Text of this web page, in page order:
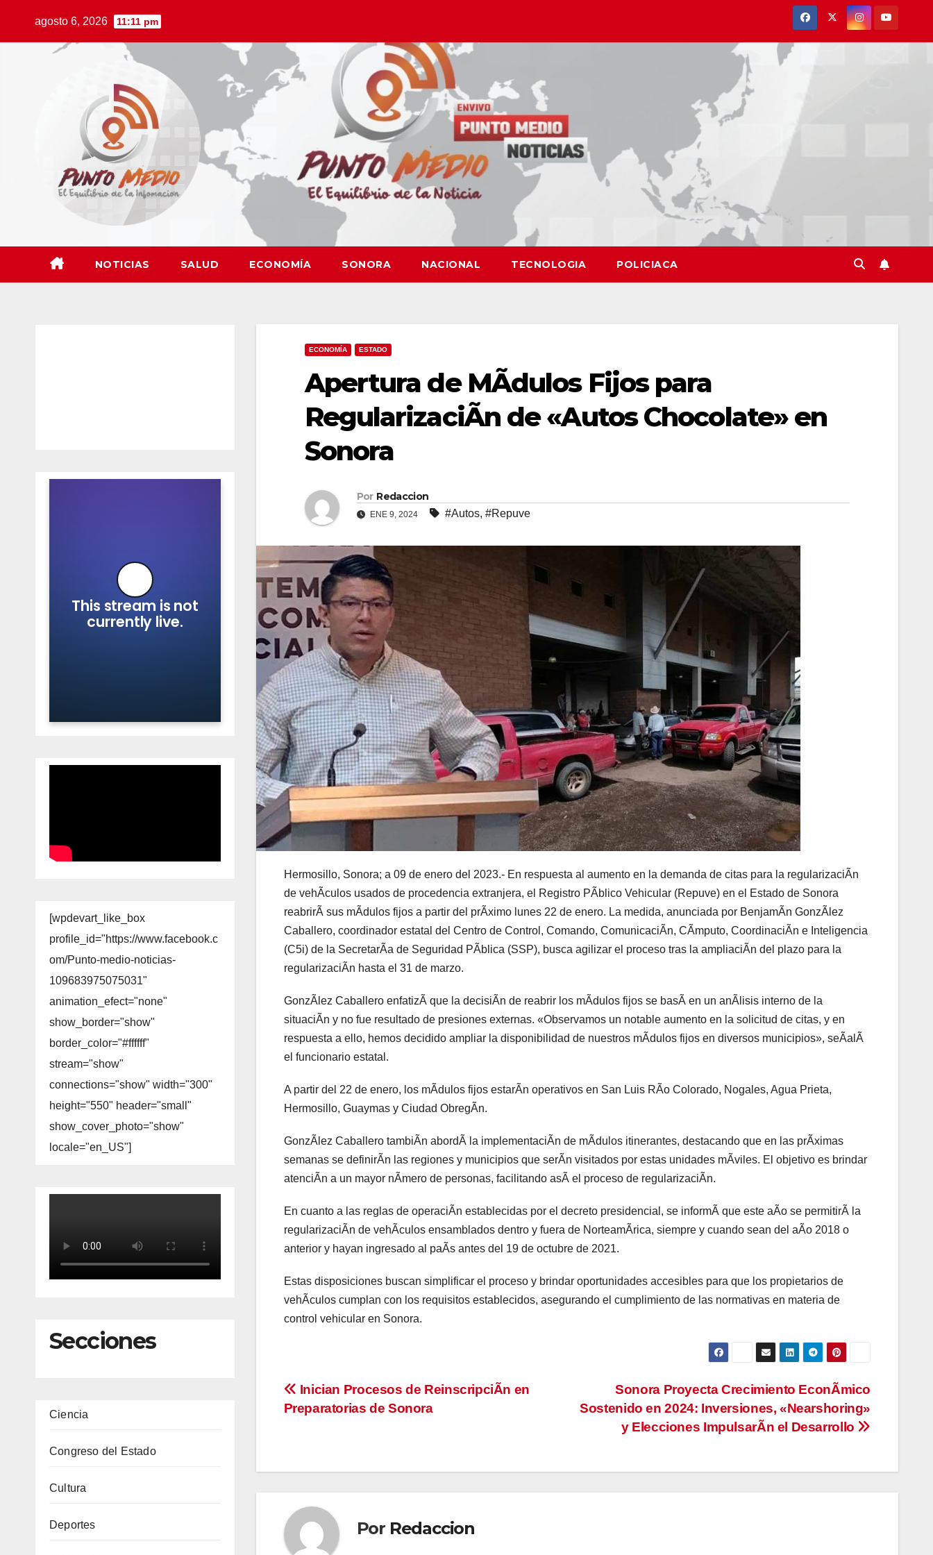
agosto 6, 2026 11:11 pm
NOTICIAS SALUD ECONOMÍA SONORA NACIONAL TECNOLOGIA POLICIACA
[wpdevart_like_box
profile_id="https://www.facebook.c
om/Punto-medio-noticias-
109683975075031"
animation_efect="none"
show_border="show"
border_color="#ffffff"
stream="show"
connections="show" width="300"
height="550" header="small"
show_cover_photo="show"
locale="en_US"]
Secciones
Ciencia
Congreso del Estado
Cultura
Deportes
ECONOMÍA ESTADO
Apertura de MÃdulos Fijos para
RegularizaciÃn de «Autos Chocolate» en
Sonora
Por Redaccion
ENE 9, 2024 #Autos, #Repuve
Hermosillo, Sonora; a 09 de enero del 2023.- En respuesta al aumento en la demanda de citas para la regularizaciÃn
de vehÃculos usados de procedencia extranjera, el Registro PÃblico Vehicular (Repuve) en el Estado de Sonora
reabrirÃ sus mÃdulos fijos a partir del prÃximo lunes 22 de enero. La medida, anunciada por BenjamÃn GonzÃlez
Caballero, coordinador estatal del Centro de Control, Comando, ComunicaciÃn, CÃmputo, CoordinaciÃn e Inteligencia
(C5i) de la SecretarÃa de Seguridad PÃblica (SSP), busca agilizar el proceso tras la ampliaciÃn del plazo para la
regularizaciÃn hasta el 31 de marzo.
GonzÃlez Caballero enfatizÃ que la decisiÃn de reabrir los mÃdulos fijos se basÃ en un anÃlisis interno de la
situaciÃn y no fue resultado de presiones externas. «Observamos un notable aumento en la solicitud de citas, y en
respuesta a ello, hemos decidido ampliar la disponibilidad de nuestros mÃdulos fijos en diversos municipios», seÃalÃ
el funcionario estatal.
A partir del 22 de enero, los mÃdulos fijos estarÃn operativos en San Luis RÃo Colorado, Nogales, Agua Prieta,
Hermosillo, Guaymas y Ciudad ObregÃn.
GonzÃlez Caballero tambiÃn abordÃ la implementaciÃn de mÃdulos itinerantes, destacando que en las prÃximas
semanas se definirÃn las regiones y municipios que serÃn visitados por estas unidades mÃviles. El objetivo es brindar
atenciÃn a un mayor nÃmero de personas, facilitando asÃ el proceso de regularizaciÃn.
En cuanto a las reglas de operaciÃn establecidas por el decreto presidencial, se informÃ que este aÃo se permitirÃ la
regularizaciÃn de vehÃculos ensamblados dentro y fuera de NorteamÃrica, siempre y cuando sean del aÃo 2018 o
anterior y hayan ingresado al paÃs antes del 19 de octubre de 2021.
Estas disposiciones buscan simplificar el proceso y brindar oportunidades accesibles para que los propietarios de
vehÃculos cumplan con los requisitos establecidos, asegurando el cumplimiento de las normativas en materia de
control vehicular en Sonora.
Navegación
de
Sonora Proyecta Crecimiento EconÃmico
Sostenido en 2024: Inversiones, «Nearshoring»
y Elecciones ImpulsarÃn el Desarrollo
Inician Procesos de ReinscripciÃn en
Preparatorias de Sonora
Por Redaccion